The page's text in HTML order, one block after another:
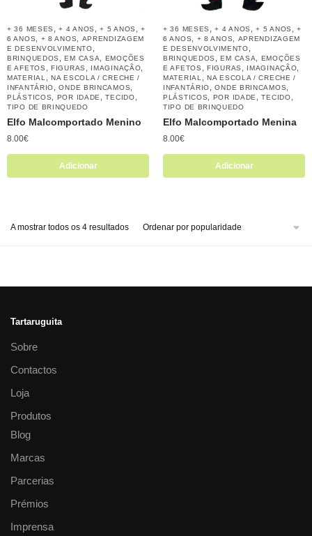
+ 36 MESES ,+ 4 ANOS ,+ 5 ANOS ,+
6 ANOS
+ 8 ANOS
APRENDIZAGEM
E DESENVOLVIMENTO
BRINQUEDOS ,EM CASA
EMOÇÕES
E AFETOS
,FIGURAS IMAGINAÇÃO
MATERIAL ,NA ESCOLA / CRECHE /
INFANTÁRIO
,ONDE BRINCAMOS
PLÁSTICOS POR IDADE ,TECIDO
TIPO DE BRINQUEDO
Elfo Malcomportado Menino
8.00€
Adicionar
+ 36 MESES ,+ 4 ANOS ,+ 5 ANOS ,+
6 ANOS
+ 8 ANOS
APRENDIZAGEM
E DESENVOLVIMENTO
BRINQUEDOS ,EM CASA
EMOÇÕES
E AFETOS
,FIGURAS IMAGINAÇÃO
MATERIAL ,NA ESCOLA / CRECHE /
INFANTÁRIO
,ONDE BRINCAMOS
PLÁSTICOS POR IDADE ,TECIDO
TIPO DE BRINQUEDO
Elfo Malcomportado Menina
8.00€
Adicionar
A mostrar todos os 4 resultados
Tartaruguita
Sobre
Contactos
Loja
Produtos
Blog
Marcas
Parcerias
Prémios
Imprensa